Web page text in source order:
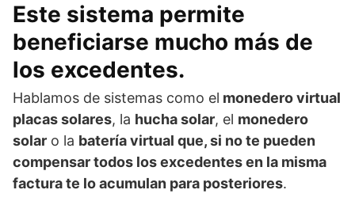
Este sistema permite
beneficiarse mucho más de
los excedentes.
Hablamos de sistemas como el monedero virtual
placas solares, la hucha solar, el monedero
solar o la batería virtual que, si no te pueden
compensar todos los excedentes en la misma
factura te lo acumulan para posteriores.